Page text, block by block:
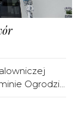
Ogrodzi...